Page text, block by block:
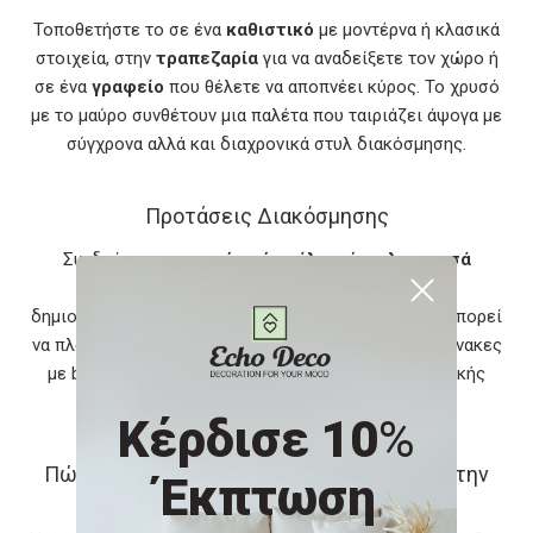
Τοποθετήστε το σε ένα καθιστικό με μοντέρνα ή κλασικά
στοιχεία, στην τραπεζαρίαγια να αναδείξετε τον χώρο ή
σε ένα γραφείο που θέλετε να αποπνέει κύρος. Το χρυσό
με το μαύρο συνθέτουν μια παλέτα που ταιριάζει άψογα με
σύγχρονα αλλά και διαχρονικά στυλ διακόσμησης.
Προτάσεις Διακόσμησης
Συνδυάστε το μεμαύρα ή γυάλινα έπιπλα,χρυσά
για να
δημιουργήσετε έναν χώρο με αρμονία και φινέτσα. Μπορεί
να πλαισιωθεί από καθρέφτες με χρυσή κορνίζα ή πίνακες
με botanical θέματα, ενισχύοντας την αίσθηση φυσικής
Πώς θα βοηθήσει στην αυτοβελτίωση και την
προσωπική σας ανάπτυξη;
Κέρδισε 10%
Έκπτωση